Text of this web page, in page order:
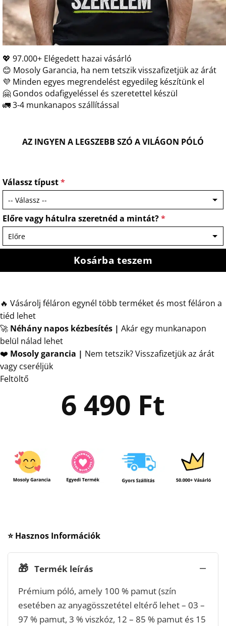
💖 97.000+ Elégedett hazai vásárló
😊 Mosoly Garancia, ha nem tetszik visszafizetjük az árát
💜 Minden egyes megrendelést egyedileg készítünk el
🤗 Gondos odafigyeléssel és szeretettel készül
🚛 3-4 munkanapos szállítással
AZ INGYEN A LEGSZEBB SZÓ A VILÁGON PÓLÓ
Válassz típust*
Előre vagy hátulra szeretnéd a mintát?*
Kosárba teszem
🔥 Vásárolj féláron egynél több terméket és most féláron a
tiéd lehet
🚀 Néhány napos kézbesítés | Akár egy munkanapon
belül nálad lehet
❤️ Mosoly garancia | Nem tetszik? Visszafizetjük az árát
vagy cseréljük
Feltöltő
6 490 Ft
⭐ Hasznos Információk
🎁 Termék leírás
Prémium póló, amely 100 % pamut (szín
esetében az anyagösszetétel eltérő lehet – 03 –
97 % pamut, 3 % viszkóz, 12 – 85 % pamut és 15